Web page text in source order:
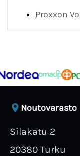
Proxxon
Noutovarasto
Silakatu 2
20380 Turku